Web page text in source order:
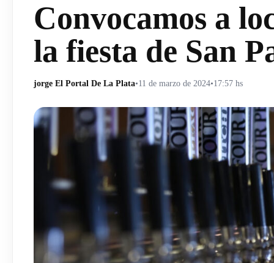
Convocamos a
la fiesta de San
jorge El Portal De La Plata•11 de marzo de 2024•17:57 hs